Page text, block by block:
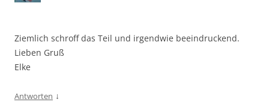
Ziemlich schroff das Teil und irgendwie beeindruckend.
Lieben Gruß
Elke
Antworten ↓